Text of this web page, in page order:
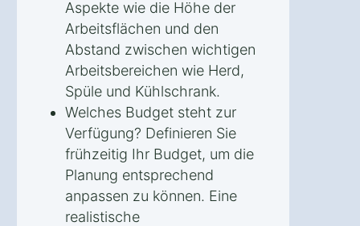
Aspekte wie die Höhe der
Arbeitsflächen und den
Abstand zwischen wichtigen
Arbeitsbereichen wie Herd,
Spüle und Kühlschrank.
Welches Budget steht zur
Verfügung? Definieren Sie
frühzeitig Ihr Budget, um die
Planung entsprechend
anpassen zu können. Eine
realistische